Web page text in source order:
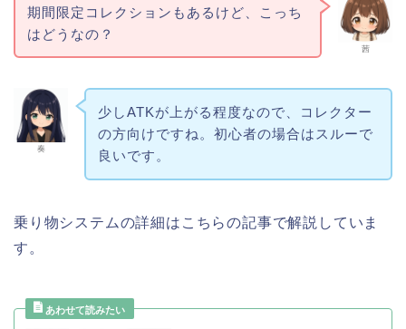
茜
期間限定コレクションもあるけど、こっち
はどうなの？
奏
少しATKが上がる程度なので、コレクター
の方向けですね。初心者の場合はスルーで
良いです。
乗り物システムの詳細はこちらの記事で解説していま
す。